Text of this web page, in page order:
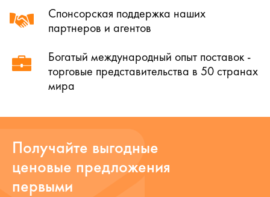
Спонсорская поддержка наших
партнеров и агентов
Богатый международный опыт поставок -
торговые представительства в 50 странах
мира
Получайте выгодные
ценовые предложения
первыми